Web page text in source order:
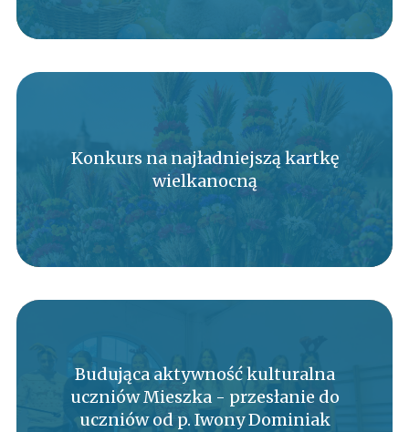
Konkurs na najładniejszą kartkę
wielkanocną
Budująca aktywność kulturalna
uczniów Mieszka - przesłanie do
uczniów od p. Iwony Dominiak